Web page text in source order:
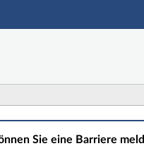
Sie eine Barriere